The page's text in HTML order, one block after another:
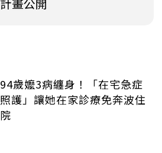
94歲嬤3病纏身！「在宅急症
照護」讓她在家診療免奔波住
院